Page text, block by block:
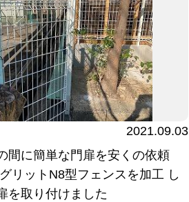
2021.09.03
間に簡単な門扉を安くの依頼
リットN8型フェンスを加工 し
を取り付けました